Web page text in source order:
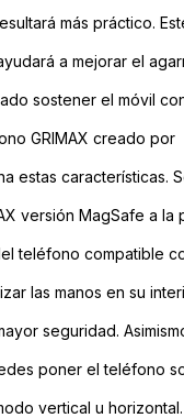
más práctico.
a mejorar el
sostener el móvil
GRIMAX creado por
estas características.
versión MagSafe a la
teléfono compatible
las manos en su
seguridad.
poner el teléfono
vertical u horizontal.